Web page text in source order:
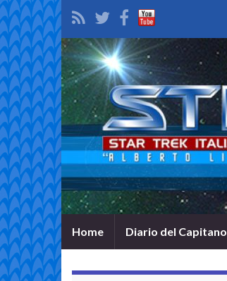
Home Diario del Capitano